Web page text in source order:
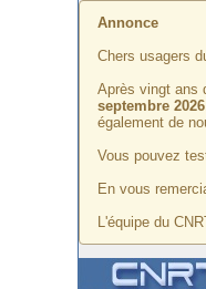
Annonce
Chers usagers
Après vingt ans
septembre 2026
également de
Vous pouvez
En vous
L'équipe du